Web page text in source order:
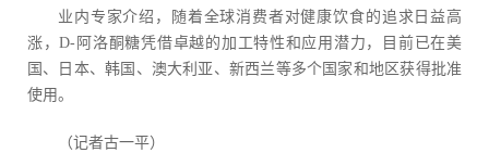
业内专家介绍，随着全球消费者对健康饮食的追求日益高
涨，D-阿洛酮糖凭借卓越的加工特性和应用潜力，目前已在美
国、日本、韩国、澳大利亚、新西兰等多个国家和地区获得批准
使用。
（记者古一平）